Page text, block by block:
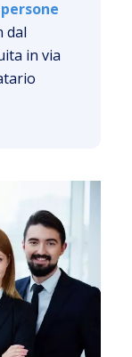
dal
in via